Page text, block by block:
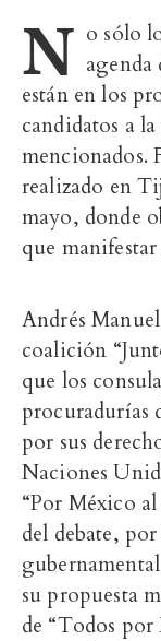
N o sólo
están en los
candidatos a
mencionados.
realizado en
mayo, donde
que
Andrés
coalición
que los
procuradurías
por sus
Naciones
“Por México
del debate,
su propuesta
de “Todos